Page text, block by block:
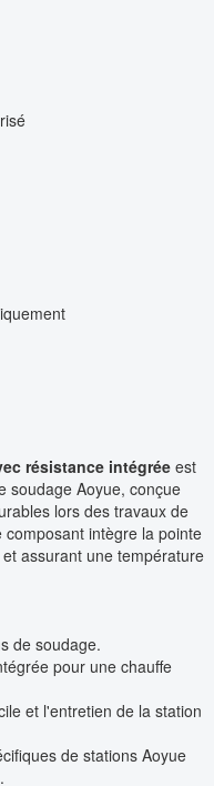
résistance intégrée est
soudage Aoyue, conçue
lors des travaux de
intègre la pointe
assurant une température
de soudage.
pour une chauffe
et l'entretien de la station
de stations Aoyue